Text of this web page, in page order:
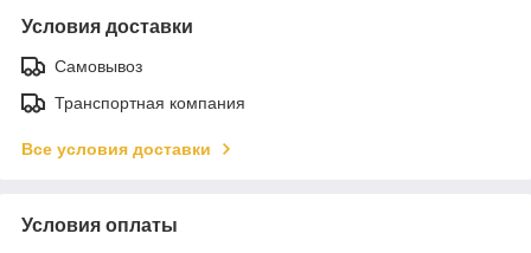
Условия доставки
Самовывоз
Транспортная компания
Все условия доставки
Условия оплаты